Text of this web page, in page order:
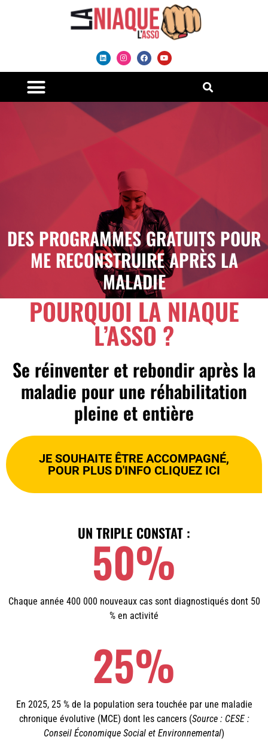
DES PROGRAMMES GRATUITS POUR
ME RECONSTRUIRE APRÈS LA
MALADIE
POURQUOI LA NIAQUE
L’ASSO ?
Se réinventer et rebondir après la
maladie pour une réhabilitation
pleine et entière
JE SOUHAITE ÊTRE ACCOMPAGNÉ,
POUR PLUS D'INFO CLIQUEZ ICI
UN TRIPLE CONSTAT :
50%
Chaque année 400 000 nouveaux cas sont diagnostiqués dont 50
% en activité
25%
En 2025, 25 % de la population sera touchée par une maladie
chronique évolutive (MCE) dont les cancers (Source : CESE :
Conseil Économique Social et Environnemental)